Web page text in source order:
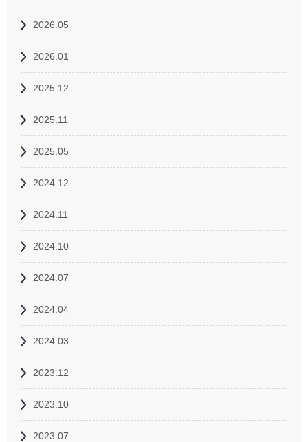
2026.05
2026.01
2025.12
2025.11
2025.05
2024.12
2024.11
2024.10
2024.07
2024.04
2024.03
2023.12
2023.10
2023.07